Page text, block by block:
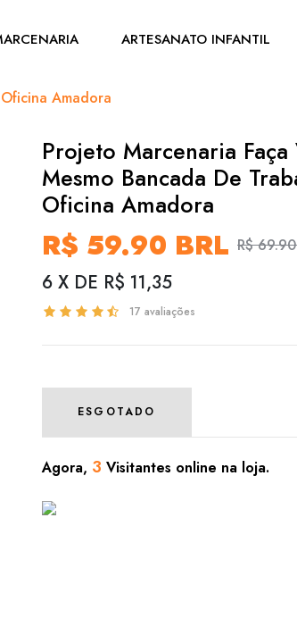
ARTESANATO INFANTIL
Amadora
Projeto Marcenaria Faça
Mesmo Bancada De
Oficina Amadora
R$ 59.90 BRL R$
6 X DE R$ 11,35
17 avaliações
ESGOTADO
Agora, 3 Visitantes online na loja.